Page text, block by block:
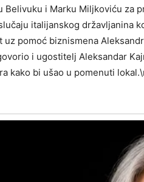
Belivuku i Marku Miljkoviću za
italijanskog državljanina
uz pomoć biznismena
i ugostitelj Aleksandar
kako bi ušao u pomenuti